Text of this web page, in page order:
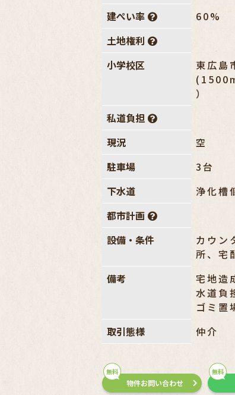
建ぺい率
60%
土地権利
小学校区
東広島
）
私道負担
現況
空
駐車場
3台
下水道
浄化槽
都市計画
設備・条件
カウン
所、宅
備考
宅地造
水道負
ゴミ置
取引態様
仲介
無料
物件お問い合わせ
無料